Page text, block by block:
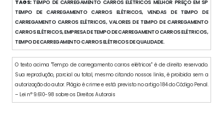
TAGS:TEMPO DE CARREGAMENTO CARROS ELÉTRICOS MELHOR PREÇO EM SP
TEMPO DE CARREGAMENTO CARROS ELÉTRICOS, VENDAS DE TEMPO DE
CARREGAMENTO CARROS ELÉTRICOS, VALORES DE TEMPO DE CARREGAMENTO
CARROS ELÉTRICOS, EMPRESA DE TEMPO DE CARREGAMENTO CARROS ELÉTRICOS,
TEMPO DE CARREGAMENTO CARROS ELÉTRICOS DE QUALIDADE.
O texto acima "Tempo de carregamento carros elétricos" é de direito reservado.
Sua reprodução, parcial ou total, mesmo citando nossos links, é proibida sem a
autorização do autor. Plágio é crime e está previsto no artigo 184 do Código Penal.
– Lei n° 9.610-98 sobre os Direitos Autorais